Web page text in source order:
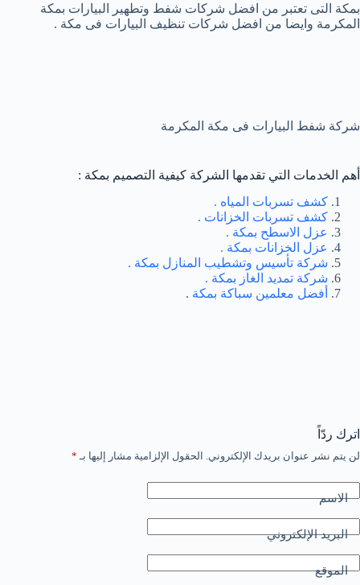
بمكة التى تعتبر من افضل شركات شفط وتطهير البيارات بمكة
المكرمة وايضا من افضل شركات تنظيف البيارات فى مكة .
شركة شفط البيارات فى مكة المكرمة
أهم الخدمات التي تقدمها الشركة كيفية التصميم بمكة :
كشف تسربات المياه .
كشف تسربات الخزانات .
عزل الاسطح بمكة .
عزل الخزانات بمكة .
شركة تأسيس وتشطيب المنازل بمكة .
شركة تمديد الغاز بمكة .
أفضل معلمين سباكة بمكة .
اترك ردّاً
لن يتم نشر عنوان بريدك الإلكتروني. الحقول الإلزامية مشار إليها بـ *
الاسم
البريد الإلكتروني
الموقع